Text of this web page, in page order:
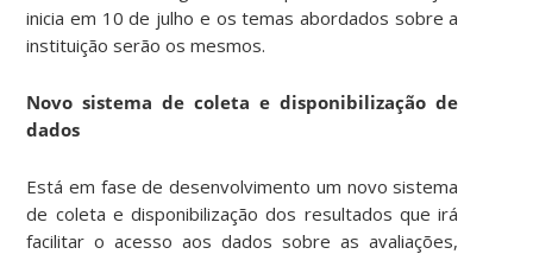
inicia em 10 de julho e os temas abordados sobre a
instituição serão os mesmos.
Novo sistema de coleta e disponibilização de
dados
Está em fase de desenvolvimento um novo sistema
de coleta e disponibilização dos resultados que irá
facilitar o acesso aos dados sobre as avaliações,